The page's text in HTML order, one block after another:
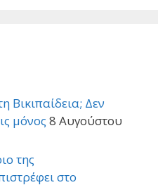
Βικιπαίδεια; Δεν
μόνος 8 Αυγούστου
της
στο